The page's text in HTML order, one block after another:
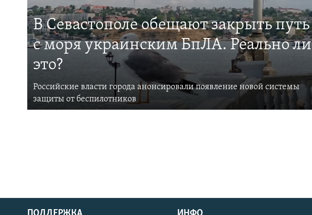
В Севастополе обещают закрыть путь
с моря украинским БпЛА. Реально ли
это?
Российские власти города анонсировали появление новой системы
защиты от беспилотников